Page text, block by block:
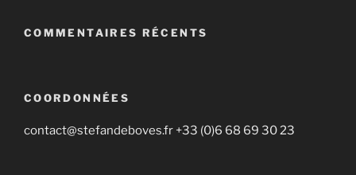
COMMENTAIRES RÉCENTS
COORDONNÉES
contact@stefandeboves.fr +33 (0)6 68 69 30 23